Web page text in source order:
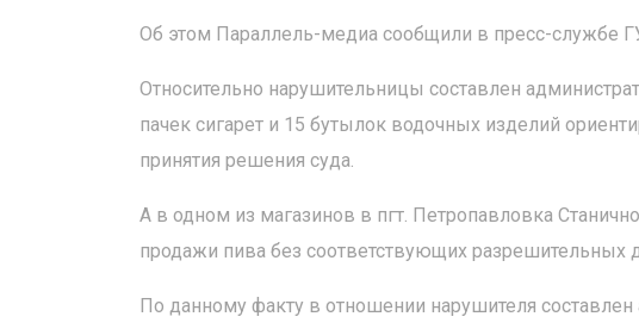
Об этом Параллель-медиа сообщили в пресс-службе
Относительно нарушительницы составлен
пачек сигарет и 15 бутылок водочных изделий
принятия решения суда.
А в одном из магазинов в пгт. Петропавловка
продажи пива без соответствующих разрешительных
По данному факту в отношении нарушителя